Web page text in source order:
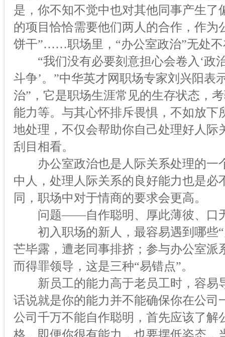
是，你不知不觉中也对其他同事产生
的项目恰恰需要他们两人的合作，作为
饼干”……职场里，“办公室政治”无处不
“我们没有必要刻意担心会卷入‘政
斗争’。”中华英才网职场专家刘兴阳表
治”，它是职场生涯常见的生存状态，
能力等。与其心怀排斥畏惧，不如放
地处理，不仅会帮助你自己处理好人
刮目相看。
办公室政治也是人际关系处理的一
中人，处理人际关系的良好能力也是
同，职场中对于情商的要求会更高。
问题——自作聪明、厚此薄彼、口
初入职场的新人，最容易遇到哪些“
芒毕露，遭老同事排挤；参与办公室
而得罪领导，这是三种“易错点”。
新员工的能力高于老员工时，容易
话说就是你的能力并不能确保你在公司
公司千万不能自作聪明，首先应该了解